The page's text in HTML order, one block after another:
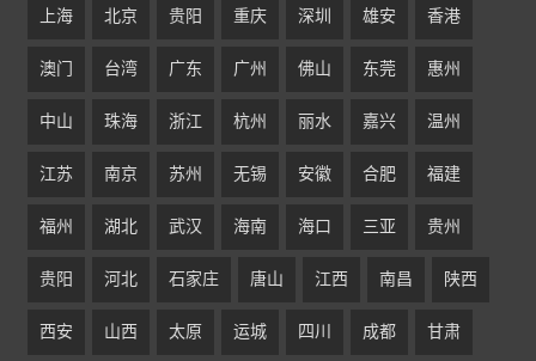
上海 北京 贵阳 重庆 深圳 雄安 香港
澳门 台湾 广东 广州 佛山 东莞 惠州
中山 珠海 浙江 杭州 丽水 嘉兴 温州
江苏 南京 苏州 无锡 安徽 合肥 福建
福州 湖北 武汉 海南 海口 三亚 贵州
贵阳 河北 石家庄 唐山 江西 南昌 陕西
西安 山西 太原 运城 四川 成都 甘肃